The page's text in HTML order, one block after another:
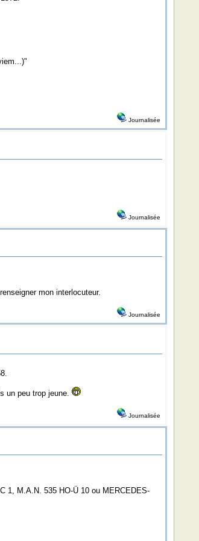
Journalisée
Journalisée
mon interlocuteur.
Journalisée
un peu trop jeune.
Journalisée
1, M.A.N. 535 HO-Ü 10 ou MERCEDES-